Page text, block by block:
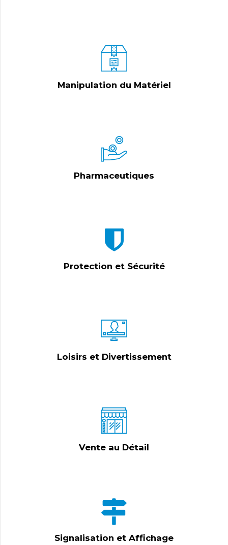
Manipulation du Matériel
Pharmaceutiques
Protection et Sécurité
Loisirs et Divertissement
Vente au Détail
Signalisation et Affichage